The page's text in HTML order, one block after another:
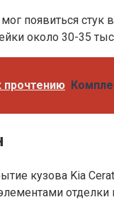
появиться стук
около 30-35
прочтению
кузова Kia
отделки